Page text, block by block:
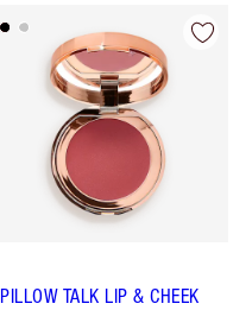
PILLOW TALK LIP & CHEEK